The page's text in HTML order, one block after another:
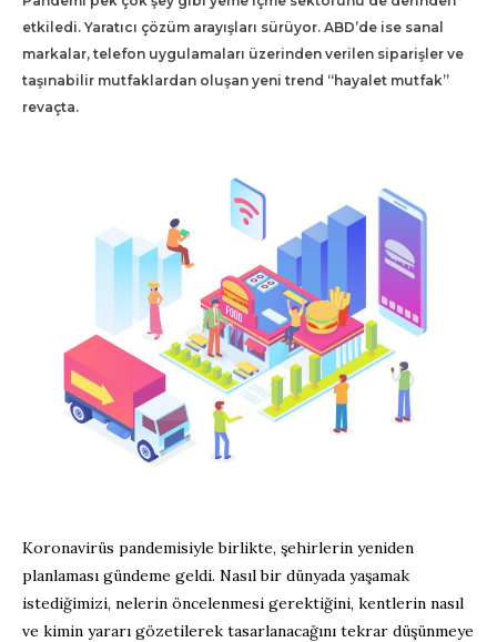
etkiledi. Yaratıcı çözüm arayışları sürüyor. ABD’de ise sanal
markalar, telefon uygulamaları üzerinden verilen siparişler ve
taşınabilir mutfaklardan oluşan yeni trend “hayalet mutfak”
revaçta.
Koronavirüs pandemisiyle birlikte, şehirlerin yeniden
planlaması gündeme geldi. Nasıl bir dünyada yaşamak
istediğimizi, nelerin öncelenmesi gerektiğini, kentlerin nasıl
ve kimin yararı gözetilerek tasarlanacağını tekrar düşünmeye